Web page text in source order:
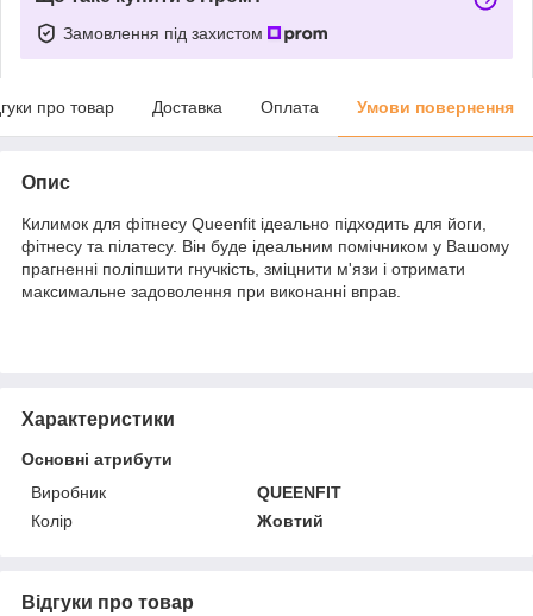
Замовлення під захистом
про товар Доставка Оплата Умови повернення
Опис
Килимок для фітнесу Queenfit ідеально підходить для йоги,
фітнесу та пілатесу. Він буде ідеальним помічником у Вашому
прагненні поліпшити гнучкість, зміцнити м'язи і отримати
максимальне задоволення при виконанні вправ.
Характеристики
Основні атрибути
Виробник
QUEENFIT
Колір
Жовтий
Відгуки про товар